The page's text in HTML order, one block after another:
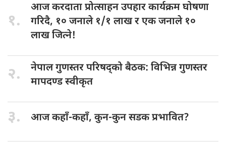
१.
आज करदाताप्रोत्साहन उपहार कार्यक्रम घोषणा
गरिदै, १० जनाले १/१ लाख र एक जनाले १०
लाख जित्ने!
२. नेपाल गुणस्तरपरिषद्को बैठक: विभिन्न गुणस्तर
मापदण्ड स्वीकृत
३. आज कहाँ-कहाँ, कुन-कुन सडक प्रभावित?